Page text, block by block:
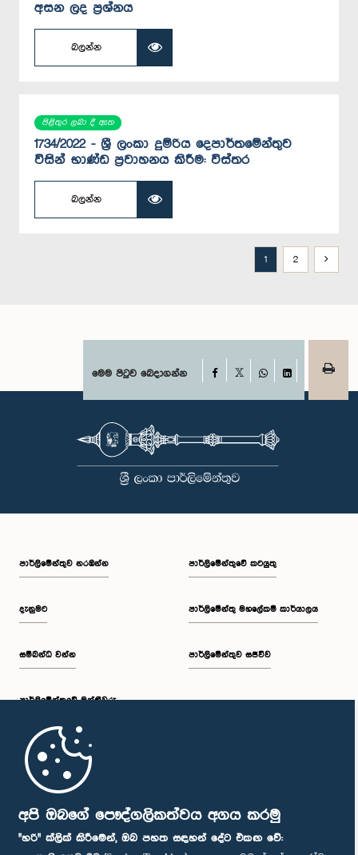
අපි ඔබගේ පෞද්ගලිකත්වය අගය කරමු
"හරි" ක්ලික් කිරීමෙන්, ඔබ පහත සඳහන් දේට එකඟ වේ:
අසන ලද ප්‍රශ්නය
බලන්න
පිළිතුර ලබා දී ඇත
1734/2022 - ශ්‍රී ලංකා දුම්රිය දෙපාර්තමේන්තුව
විසින් භාණ්ඩ ප්‍රවාහනය කිරීම: විස්තර
බලන්න
1 2
මෙම පිටුව බෙදාගන්න Facebook
WhatsAppLinkedIn
පාර්ලි‌මේන්තුව නරඹන්න
දැනුමට
සම්බන්ධ වන්න
පාර්ලි‌මේන්තුවේ මන්ත්‍රීවරු
මුල් පිටුව
පාර්ලිමේන්තුවේ කටයුතු
පාර්ලිමේන්තු මහලේකම් කාර්යාලය
පාර්ලිමේන්තුව සජීවීව
පාර්ලිමේන්තු ජංගම යෙදුම